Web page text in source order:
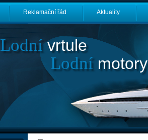
Reklamační řád Aktuality
Lodnívrtule
Lodnímotory